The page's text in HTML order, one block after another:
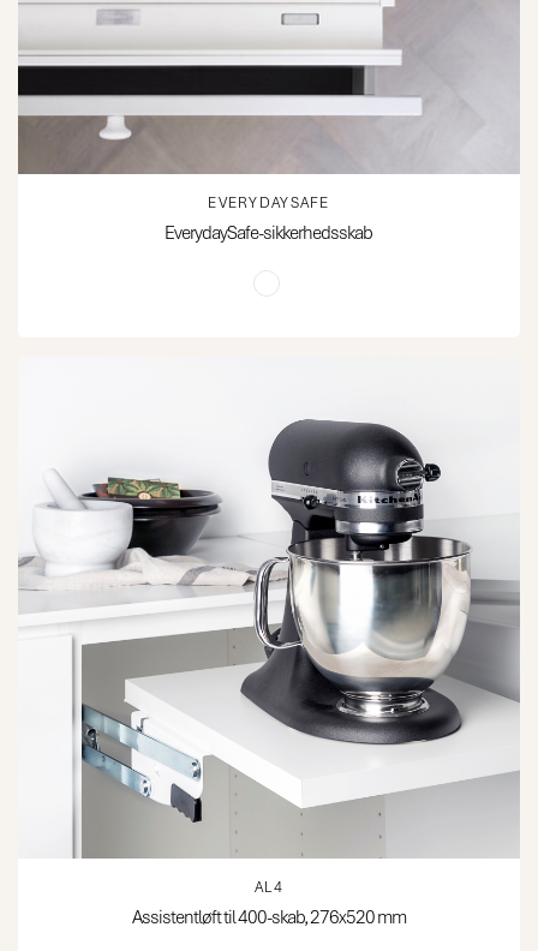
EVERYDAYSAFE
EverydaySafe-sikkerhedsskab
AL4
Assistentløft til 400-skab, 276x520 mm